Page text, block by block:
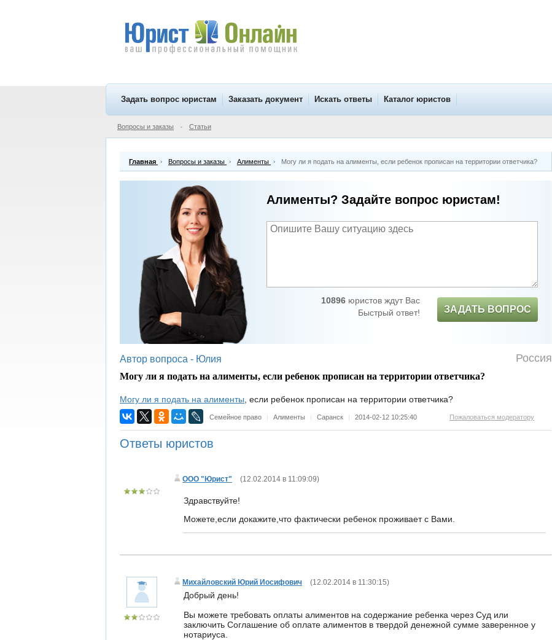
Задать вопрос юристам Заказать документ Искать ответы Каталог юристов
Вопросы и заказы • Статьи
Главная Вопросы и заказы Алименты Могу ли я подать на алименты, если ребенок прописан на территории ответчика?
Алименты? Задайте вопрос юристам!
10896юристов ждут Вас
Быстрый ответ!
ЗАДАТЬ ВОПРОС
Автор вопроса - Юлия Россия
Могу ли я подать на алименты, если ребенок прописан на территории ответчика?
Могу ли я подать на алименты , если ребенок прописан на территории ответчика?
Семейное право | Алименты | Саранск | 2014-02-12 10:25:40 Пожаловаться модератору
Ответы юристов
ООО "Юрист" (12.02.2014 в 11:09:09)
Здравствуйте!
Можете,если докажите,что фактически ребенок проживает с Вами.
Михайловский Юрий Иосифович (12.02.2014 в 11:30:15)
Добрый день!
Вы можете требовать оплаты алиментов на содержание ребенка через Суд или
заключить Соглашение об оплате алиментов в твердой денежной сумме заверенное у
нотариуса.